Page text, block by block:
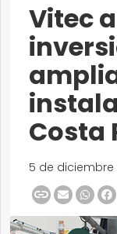
Vitec
Costa
5 de diciembre